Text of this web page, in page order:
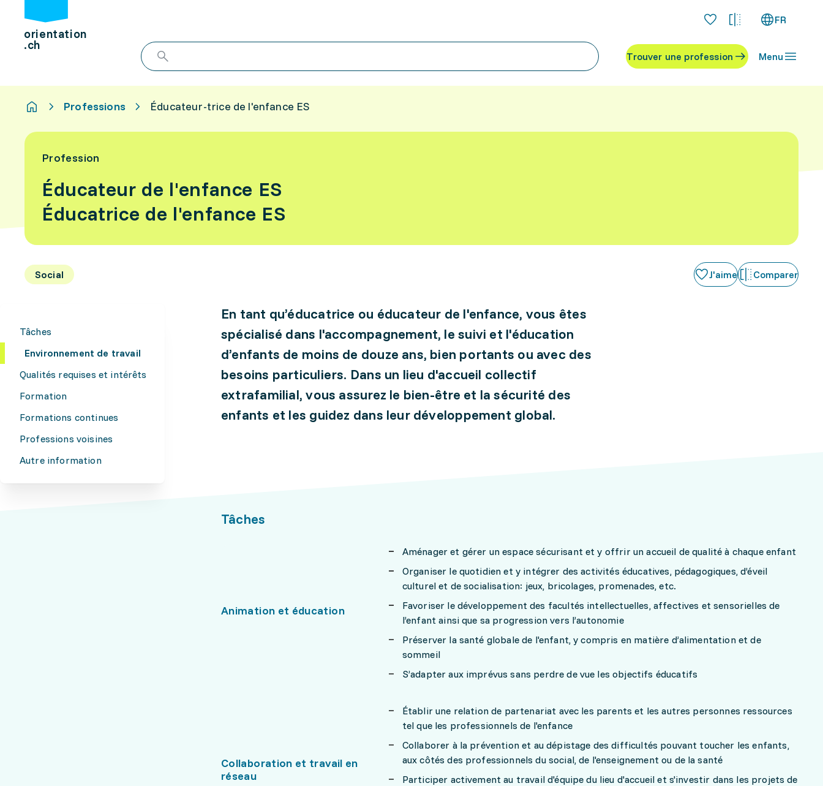
orientation
.ch
FR
Trouver une profession Menu
Professions Éducateur-trice de l'enfance ES
Profession
Éducateur de l'enfance ES
Éducatrice de l'enfance ES
Social J'aime Comparer
Tâches
Environnement de travail
Qualités requises et intérêts
Formation
Formations continues
Professions voisines
Autre information
En tant qu’éducatrice ou éducateur de l'enfance, vous êtes
spécialisé dans l'accompagnement, le suivi et l'éducation
d’enfants de moins de douze ans, bien portants ou avec des
besoins particuliers. Dans un lieu d'accueil collectif
extrafamilial, vous assurez le bien-être et la sécurité des
enfants et les guidez dans leur développement global.
Tâches
Animation et éducation
Aménager et gérer un espace sécurisant et y offrir un accueil de qualité à chaque enfant
Organiser le quotidien et y intégrer des activités éducatives, pédagogiques, d’éveil
culturel et de socialisation: jeux, bricolages, promenades, etc.
Favoriser le développement des facultés intellectuelles, affectives et sensorielles de
l’enfant ainsi que sa progression vers l’autonomie
Préserver la santé globale de l'enfant, y compris en matière d’alimentation et de
sommeil
S’adapter aux imprévus sans perdre de vue les objectifs éducatifs
Collaboration et travail en
réseau
Établir une relation de partenariat avec les parents et les autres personnes ressources
tel que les professionnels de l'enfance
Collaborer à la prévention et au dépistage des difficultés pouvant toucher les enfants,
aux côtés des professionnels du social, de l'enseignement ou de la santé
Participer activement au travail d'équipe du lieu d'accueil et s'investir dans les projets de